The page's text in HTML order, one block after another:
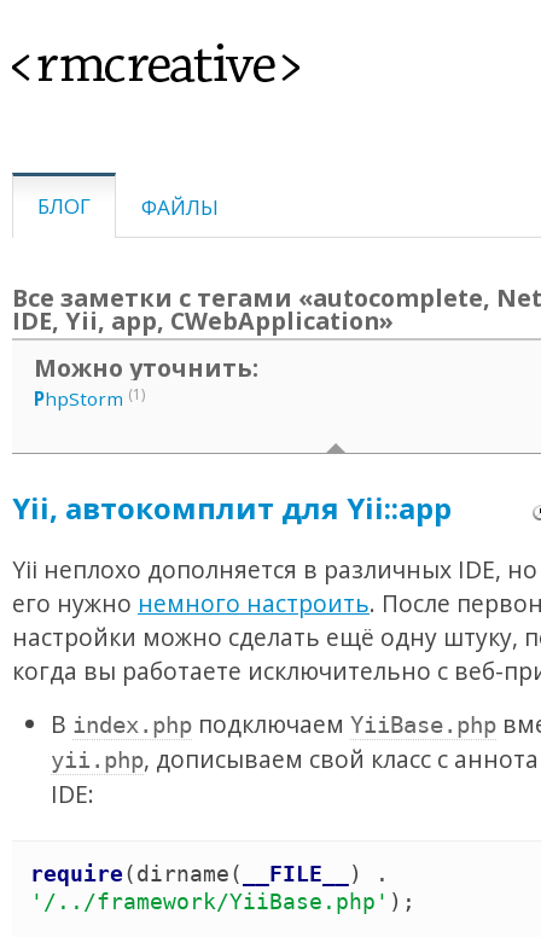
<rmcreative>
БЛОГ ФАЙЛЫ
Все заметки с тегами «autocomplete,
IDE, Yii, app, CWebApplication»
Можно уточнить:
PhpStorm (1)
Yii, автокомплит для Yii::app
Yii неплохо дополняется в различных IDE,
его нужно немного настроить. После
настройки можно сделать ещё одну штуку,
когда вы работаете исключительно с веб-
В index.php подключаем YiiBase.php
yii.php, дописываем свой класс с
IDE:
require(dirname( __FILE__ )
' /../framework/YiiBase.php ' ) ;